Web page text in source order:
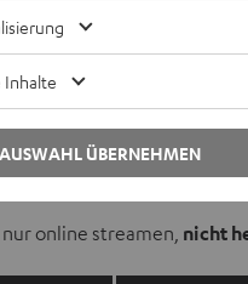
meist nur in Form von
Hörbücher existiert
Deshalb kannst du
App brauchst du
online streamen, nicht
Inhalte
AUSWAHL ÜBERNEHMEN